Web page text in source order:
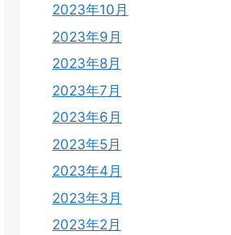
2023年10月
2023年9月
2023年8月
2023年7月
2023年6月
2023年5月
2023年4月
2023年3月
2023年2月